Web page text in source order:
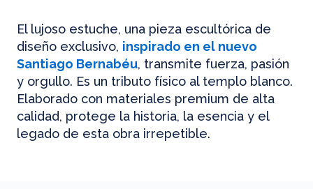
El lujoso estuche, una pieza escultórica de
diseño exclusivo, inspirado en el nuevo
Santiago Bernabéu, transmite fuerza, pasión
y orgullo. Es un tributo físico al templo blanco.
Elaborado con materiales premium de alta
calidad, protege la historia, la esencia y el
legado de esta obra irrepetible.